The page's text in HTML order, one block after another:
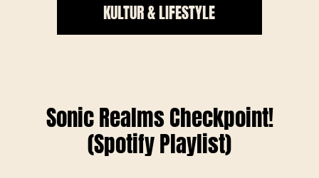
KULTUR & LIFESTYLE
Sonic Realms Checkpoint!
(Spotify Playlist)